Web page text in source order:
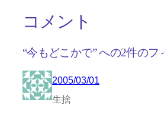
コメント
“今もどこかで” への2件のフ
2005/03/01
生捨